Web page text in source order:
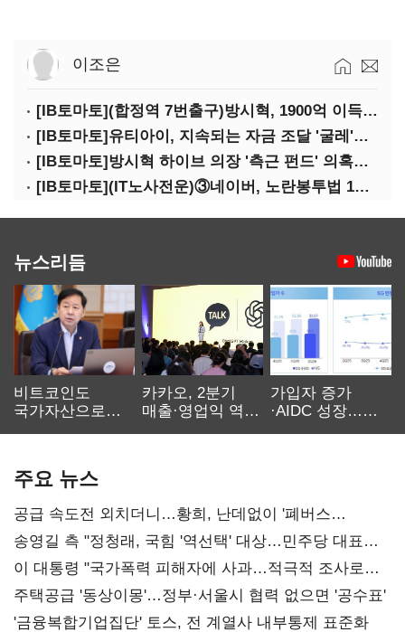
이조은
[IB토마토](합정역 7번출구)방시혁, 1900억 이득 논란…하이브 상장 진실은?
[IB토마토]유티아이, 지속되는 자금 조달 '굴레'…부채 리스크 고조
[IB토마토]방시혁 하이브 의장 '측근 펀드' 의혹…실상은 해외 투자 무산
[IB토마토](IT노사전운)③네이버, 노란봉투법 1호 되나…관건은 '진짜 주인'
뉴스리듬
비트코인도
국가자산으로…'
카카오, 2분기
매출·영업익 역대
가입자 증가
·AIDC 성장…
주요 뉴스
공급 속도전 외치더니…황희, 난데없이 '폐버스
리모델링' 제안
송영길 측 "정청래, 국힘 '역선택' 대상…민주당 대표로
총선 지휘 못해"
이 대통령 "국가폭력 피해자에 사과…적극적 조사로
진실 밝혀야"
주택공급 '동상이몽'…정부·서울시 협력 없으면 '공수표'
'금융복합기업집단' 토스, 전 계열사 내부통제 표준화